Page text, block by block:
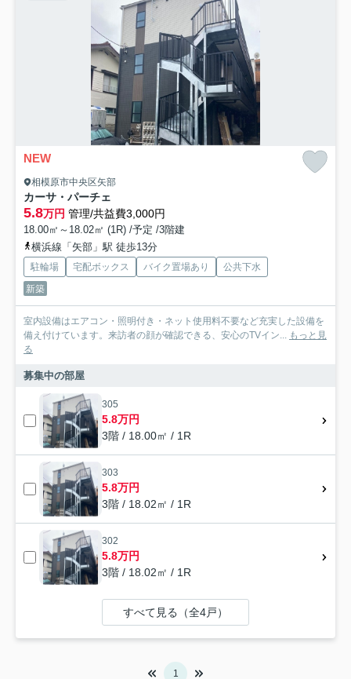
NEW
相模原市中央区矢部
カーサ・パーチェ
5.8万円 管理/共益費3,000円
18.00㎡～18.02㎡ (1R) /予定 /3階建
横浜線「矢部」駅 徒歩13分
駐輪場 宅配ボックス バイク置場あり
公共下水
新築
室内設備はエアコン・照明付き・ネット使用料不要など充実した設備を
備え付けています。来訪者の顔が確認できる、安心のTVイン... もっと見
る
募集中の部屋
305
5.8万円
3階 / 18.00㎡ / 1R
303
5.8万円
3階 / 18.02㎡ / 1R
302
5.8万円
3階 / 18.02㎡ / 1R
すべて見る（全4戸）
1